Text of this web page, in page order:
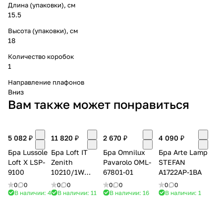
Длина (упаковки), см
15.5
Высота (упаковки), см
18
Количество коробок
1
Направление плафонов
Вниз
Вам также может понравиться
5 082 ₽
Бра Lussole
Loft X LSP-
9100
0
0
В наличии: 4
11 820 ₽
Бра Loft IT
Zenith
10210/1W
Black
0
0
В наличии: 11
2 670 ₽
Бра Omnilux
Pavarolo OML-
67801-01
0
0
В наличии: 16
4 090 ₽
Бра Arte Lamp
STEFAN
A1722AP-1BA
0
0
В наличии: 1